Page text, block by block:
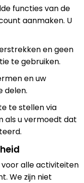
functies van de
aanmaken. U
en geen
te gebruiken.
en uw
delen.
te stellen via
als u vermoedt dat
alle activiteiten
We zijn niet